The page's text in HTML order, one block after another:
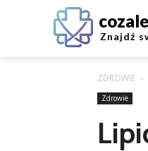
Znajdź
ZDROWIE
Zdrowie